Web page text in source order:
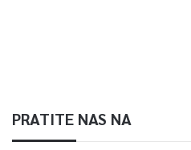
PRATITE NAS NA